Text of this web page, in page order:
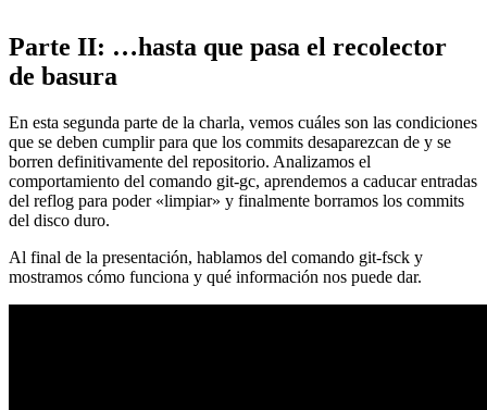
Parte II: …hasta que pasa el recolector
de basura
En esta segunda parte de la charla, vemos cuáles son las condiciones
que se deben cumplir para que los commits desaparezcan de y se
borren definitivamente del repositorio. Analizamos el
comportamiento del comando git-gc, aprendemos a caducar entradas
del reflog para poder «limpiar» y finalmente borramos los commits
del disco duro.
Al final de la presentación, hablamos del comando git-fsck y
mostramos cómo funciona y qué información nos puede dar.